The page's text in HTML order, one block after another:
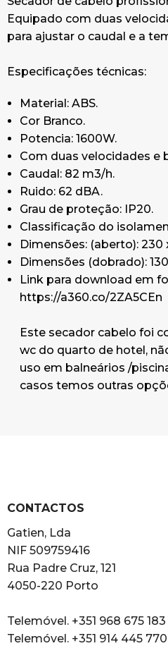
Equipado com duas
para ajustar o caudal e a
Especificações técnicas:
Material: ABS.
Cor Branco.
Potencia: 1600W.
Com duas velocidades e
Caudal: 82 m3/h.
Ruido: 62 dBA.
Grau de proteção: IP20.
Classificação do
Dimensões: (aberto): 230
Dimensões (dobrado):
Link para download em
https://a360.co/2ZA5CEn
Este secador cabelo foi
wc do quarto de hotel,
uso em balneários /
casos temos outras
CONTACTOS
Gatien, Lda
NIF 509759416
Rua Padre Cruz, 121
4050-220 Porto
Telemóvel. +351 968 675 183
Telemóvel. +351 914 445 770